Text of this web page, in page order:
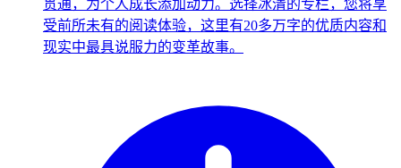
贯通，为个人成长添加动力。选择冰清的专栏，您将享
受前所未有的阅读体验，这里有20多万字的优质内容和
现实中最具说服力的变革故事。